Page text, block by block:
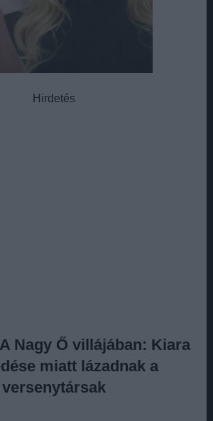
Hirdetés
Nagy Ő villájában: Kiara
miatt lázadnak a
versenytársak